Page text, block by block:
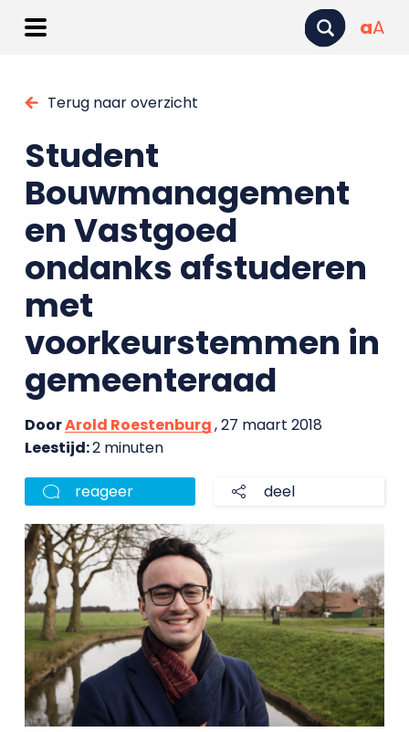
aA
Terug naar overzicht
Student
Bouwmanagement
en Vastgoed
ondanks afstuderen
met
voorkeurstemmen in
gemeenteraad
DoorArold Roestenburg, 27 maart 2018
Leestijd:2 minuten
reageer deel